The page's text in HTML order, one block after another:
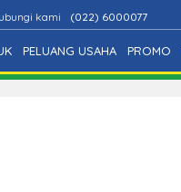
kami (022) 6000077
PELUANG USAHA PROMO